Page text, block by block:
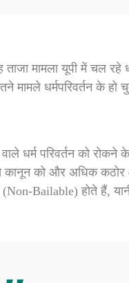
ताजा मामला यूपी में चल रहे
मामले धर्मपरिवर्तन के हो
परिवर्तन को रोकने के
कानून को और अधिक
Bailable) होते हैं,